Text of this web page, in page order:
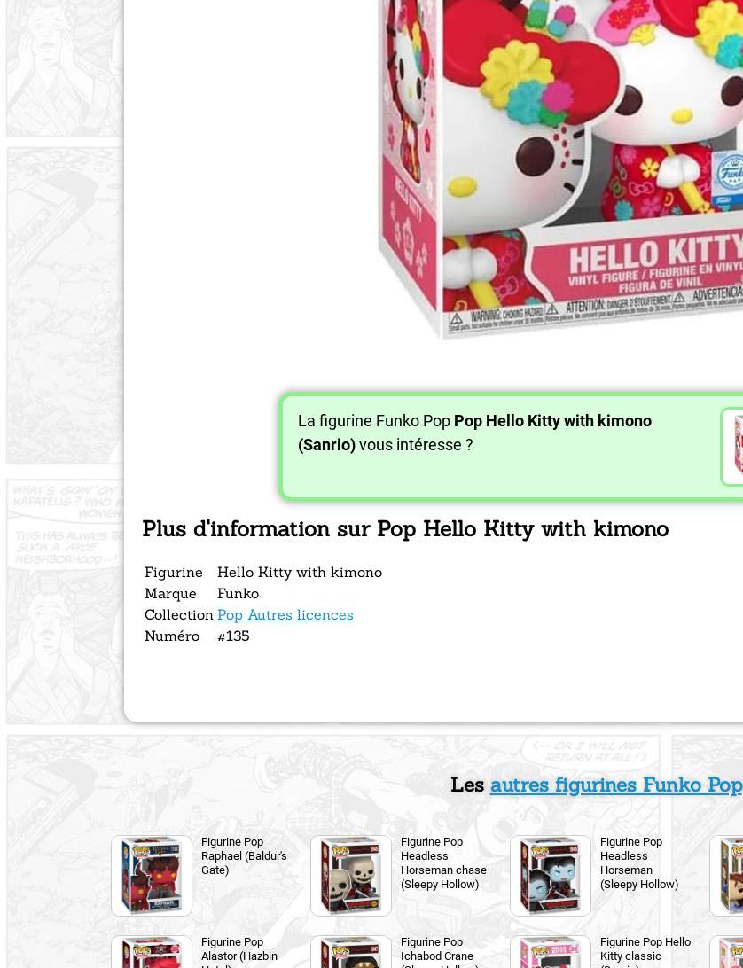
La figurine Funko Pop Pop Hello Kitty with kimono
(Sanrio)vous intéresse ?
Plus d'information sur Pop Hello Kitty with kimono
Figurine
Hello Kitty with kimono
Marque
Funko
Collection Pop Autres licences
Numéro
#135
Les autres figurines Funko Pop
Figurine Pop
Raphael (Baldur's
Gate)
Figurine Pop
Headless
Horseman chase
(Sleepy Hollow)
Figurine Pop
Headless
Horseman
(Sleepy Hollow)
Figurine Pop
Alastor (Hazbin
Figurine Pop
Ichabod Crane
Figurine Pop Hello
Kitty classic